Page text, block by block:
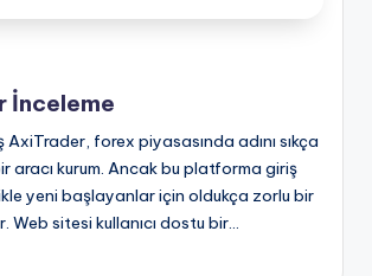
İnceleme
forex piyasasında adını sıkça
aracı kurum. Ancak bu platforma giriş
yeni başlayanlar için oldukça zorlu bir
Web sitesi kullanıcı dostu bir…